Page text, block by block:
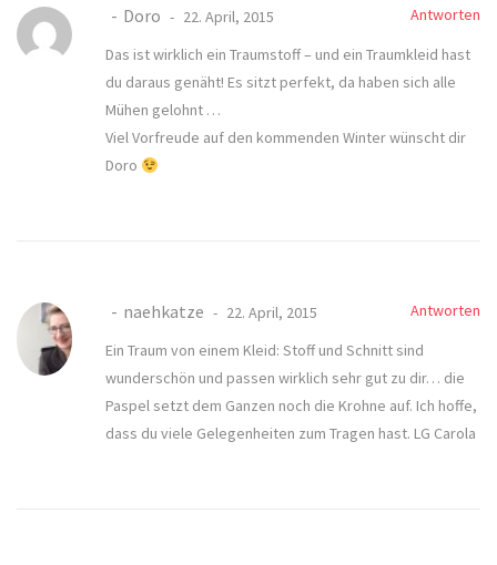
Doro 22. April, 2015
Antworten
Das ist wirklich ein Traumstoff – und ein Traumkleid hast
du daraus genäht! Es sitzt perfekt, da haben sich alle
Mühen gelohnt …
Viel Vorfreude auf den kommenden Winter wünscht dir
Doro
naehkatze 22. April, 2015
Antworten
Ein Traum von einem Kleid: Stoff und Schnitt sind
wunderschön und passen wirklich sehr gut zu dir… die
Paspel setzt dem Ganzen noch die Krohne auf. Ich hoffe,
dass du viele Gelegenheiten zum Tragen hast. LG Carola